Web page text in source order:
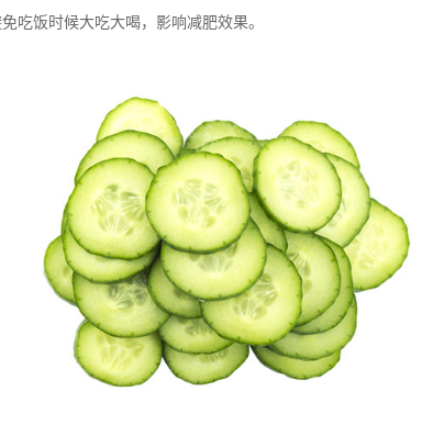
吃饭时候大吃大喝，影响减肥效果。